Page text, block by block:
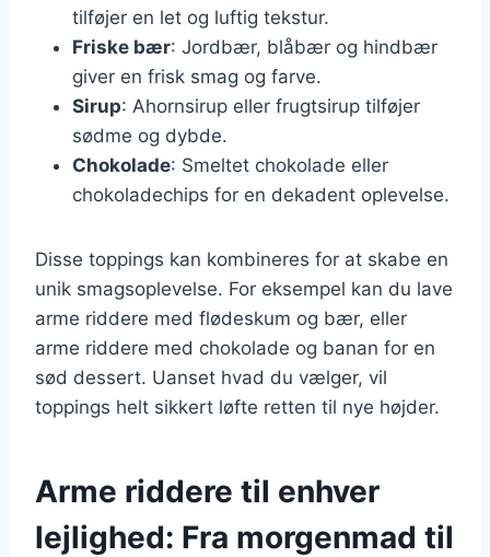
tilføjer en let og luftig tekstur.
Friske bær: Jordbær, blåbær og hindbær
giver en frisk smag og farve.
Sirup: Ahornsirup eller frugtsirup tilføjer
sødme og dybde.
Chokolade: Smeltet chokolade eller
chokoladechips for en dekadent oplevelse.
Disse toppings kan kombineres for at skabe en
unik smagsoplevelse. For eksempel kan du lave
arme riddere med flødeskum og bær, eller
arme riddere med chokolade og banan for en
sød dessert. Uanset hvad du vælger, vil
toppings helt sikkert løfte retten til nye højder.
Arme riddere til enhver
lejlighed: Fra morgenmad til